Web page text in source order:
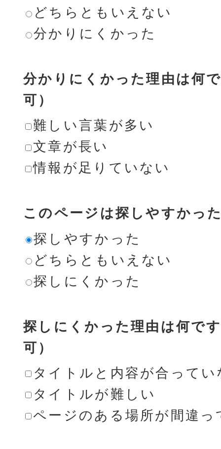
どちらともいえない
分かりにくかった
分かりにくかった理由は何
可）
難しい言葉が多い
文章が長い
情報が足りていない
このページは探しやすかっ
探しやすかった
どちらともいえない
探しにくかった
探しにくかった理由は何で
可）
タイトルと内容が合ってい
タイトルが難しい
ページのある場所が間違っ